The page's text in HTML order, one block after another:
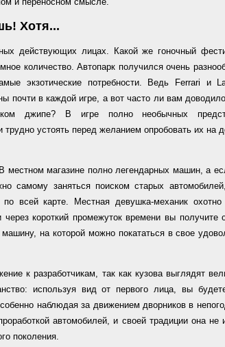
Хотя...
действующих лицах. Какой же гоночный
количество. Автопарк получился очень
экзотические потребности. Ведь Ferrari и
почти в каждой игре, а вот часто ли вам
джипе? В игре полно необычных
устоять перед желанием опробовать их на
местном магазине полно легендарных машин, а
самому заняться поиском старых
всей карте. Местная девушка-механик охотно
через короткий промежуток времени вы получите
на которой можно покататься в свое
к разработчикам, так как кузова выглядят
используя вид от первого лица, вы
наблюдая за движением дворников в
автомобилей, и своей традиции она не
поколения.